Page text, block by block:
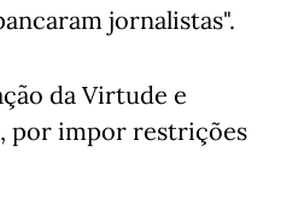
jornalistas".
da Virtude e
por impor restrições